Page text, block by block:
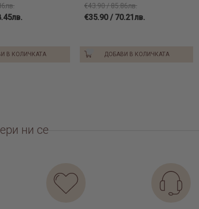
В КОЛИЧКАТА
€43.90 / 85.86лв.
€35.90 / 70.21лв.
ДОБАВИ В КОЛИЧКАТА
ни се